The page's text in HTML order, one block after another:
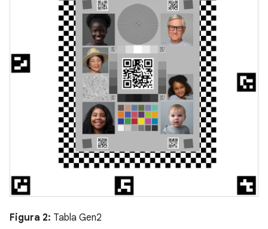
Figura 2: Tabla Gen2